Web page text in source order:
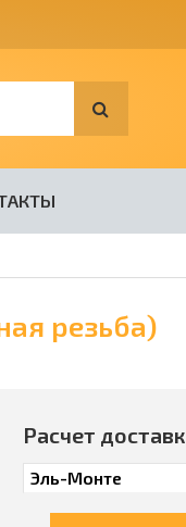
резьба)
Расчет